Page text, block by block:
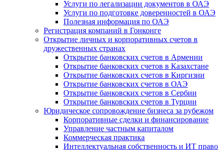
Услуги по легализации документов в ОАЭ
Услуги по подготовке доверенностей в ОАЭ
Полезная информация по ОАЭ
Регистрация компаний в Гонконге
Открытие личных и корпоративных счетов в
дружественных странах
Открытие банковских счетов в Армении
Открытие банковских счетов в Казахстане
Открытие банковских счетов в Киргизии
Открытие банковских счетов в ОАЭ
Открытие банковских счетов в Сербии
Открытие банковских счетов в Турции
Юридическое сопровождение бизнеса за рубежом
Корпоративные сделки и финансирование
Управление частным капиталом
Коммерческая практика
Интеллектуальная собственность и ИТ право